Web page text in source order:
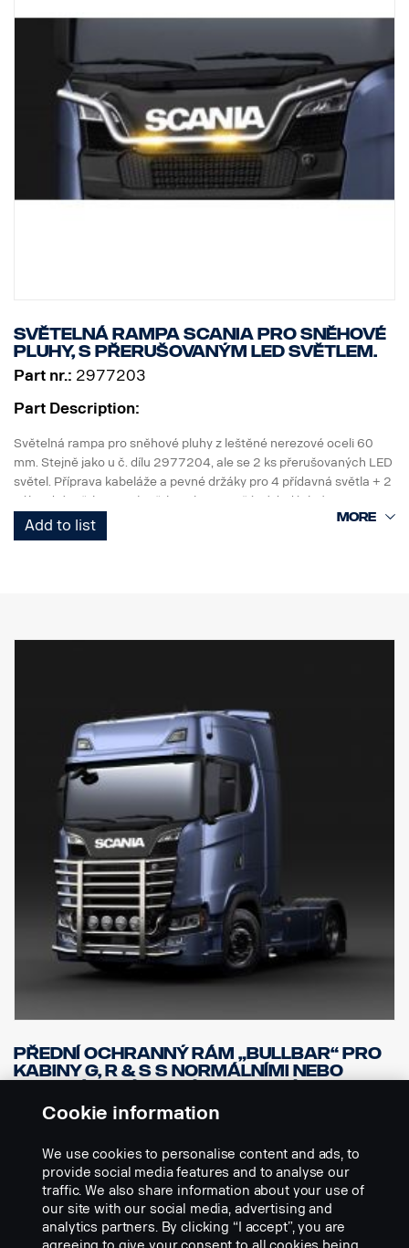
Světelná rampa Scania pro sněhové
pluhy, s přerušovaným LED světlem.
Part nr.: 2977203
Part Description:
Světelná rampa pro sněhové pluhy z leštěné nerezové oceli 60
mm. Stejně jako u č. dílu 2977204, ale se 2 ks přerušovaných LED
světel. Příprava kabeláže a pevné držáky pro 4 přídavná světla + 2
náhradní světlomety. (Světla nejsou součástí dodávky.) .
Kabelový svazek upravený tak, aby zvládl počáteční zátěžový
Add to list
Přední ochranný rám „Bullbar“ pro
kabiny G, R & S s normálními nebo
nákladní vozidla XT).
Part Description:
Robustní a stylová tyč přední ochrany. Vysoká verze. Vyrobena z
leštěné nerezové oceli 76 a 60 mm.
Cookie information
We use cookies to personalise content and ads, to
provide social media features and to analyse our
traffic. We also share information about your use of
our site with our social media, advertising and
analytics partners. By clicking “I accept”, you are